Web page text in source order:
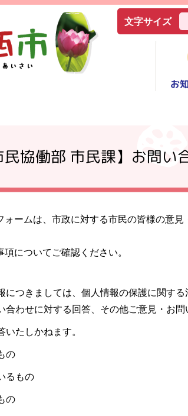
文字サイズ
お
民協働部 市民課】お問い
ォームは、市政に対する市民の皆様の意
項についてご確認ください。
につきましては、個人情報の保護に関す
合わせに対する回答、その他ご意見・お
いたしかねます。
の
るもの
の